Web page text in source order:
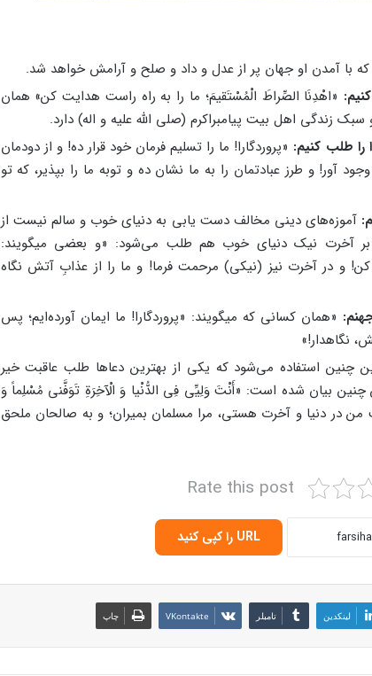
که با آمدن او جهان پر از عدل و داد و صلح و آرامش خواهد شد.
«اهْدِنَا الصِّراطَ الْمُسْتَقیمَ؛ ما را به راه راست هدایت کن‏» همان
زندگی اهل بیت پیامبراکرم (صلی الله علیه و اله) دارد.
را طلب کنیم: «پروردگارا! ما را تسلیم فرمان خود قرار ده! و از دودمان
آور! و طرز عبادتمان را به ما نشان ده و توبه ما را بپذیر، که تو
آموزه‌های دینی مخالف دست یابی به دنیای خوب و سالم نیست از
بر آخرت نیک دنیای خوب هم طلب می‌شود: «و بعضی میگویند:
کن! و در آخرت نیز (نیکی) مرحمت فرما! و ما را از عذابِ آتش نگاه
«همان کسانی که میگویند: «پروردگارا! ما ایمان آورده‌ایم؛ پس
نگاهدار!»
چنین استفاده می‌شود که یکی از بهترین دعاها طلب عاقبت خیر
چنین بیان شده است: «أَنْتَ وَلِیِّی فِی الدُّنْیا وَ الْآخِرَةِ تَوَفَّنی‏ مُسْلِماً وَ
من در دنیا و آخرت هستی، مرا مسلمان بمیران؛ و به صالحان ملحق
Rate this post
URL را کپی کنید
لینکدین ‫تامبلر ‫VKontakte چاپ